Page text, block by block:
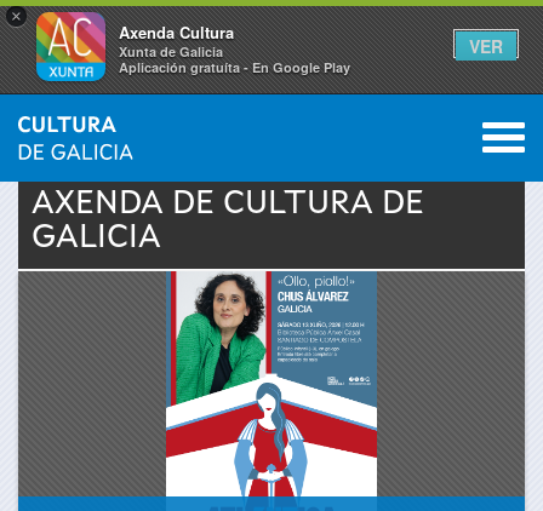
×
Axenda Cultura
Xunta de Galicia
Aplicación gratuíta - En Google Play
VER
Vostede
está
INICIO › ACTUALIDADE 0
AXENDA DE CULTURA DE
GALICIA